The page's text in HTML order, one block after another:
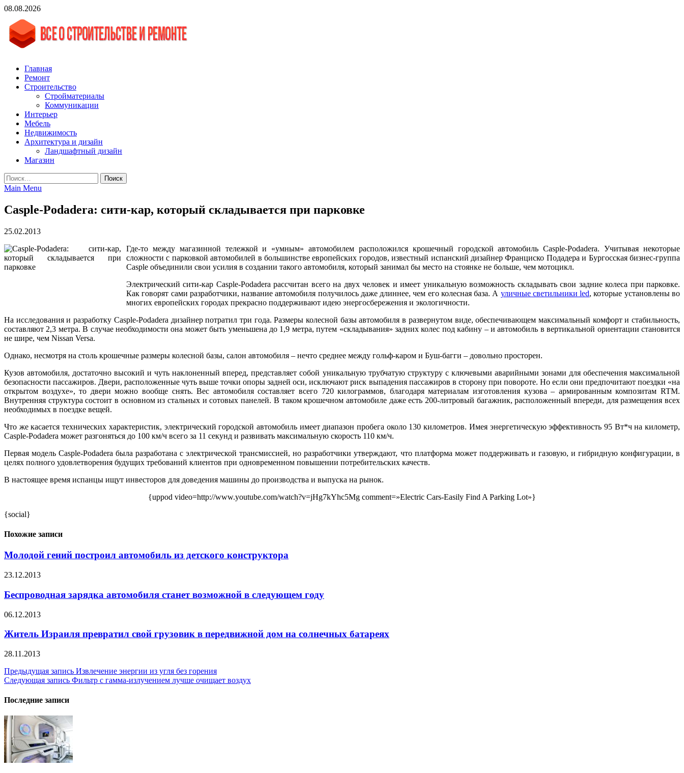
Skip
content
08.08.2026
vgasa.ru
Строительный журнал. Всё о строительстве и ремонтах
Главная
Ремонт
Строительство
Стройматериалы
Коммуникации
Интерьер
Мебель
Недвижимость
Архитектура и дизайн
Ландшафтный дизайн
Магазин
Найти:
Main Menu
Casple-Podadera: сити-кар, который складывается при парковке
25.02.2013
Где-то между магазинной тележкой и «умным» автомобилем расположился крошечный городской автомобиль Casple-Podadera. Учитывая некоторые
сложности с парковкой автомобилей в большинстве европейских городов, известный испанский дизайнер Франциско Подадера и Бургосская бизнес-группа
Casple объединили свои усилия в создании такого автомобиля, который занимал бы место на стоянке не больше, чем мотоцикл.
Электрический сити-кар Casple-Podadera рассчитан всего на двух человек и имеет уникальную возможность складывать свои задние колеса при парковке.
Как говорят сами разработчики, название автомобиля получилось даже длиннее, чем его колесная база. А уличные светильники led, которые установлены во
многих европейских городах прекрасно поддерживают идею энергосбережения и экологичности.
На исследования и разработку Casple-Podadera дизайнер потратил три года. Размеры колесной базы автомобиля в развернутом виде, обеспечивающем максимальный комфорт и стабильность,
составляют 2,3 метра. В случае необходимости она может быть уменьшена до 1,9 метра, путем «складывания» задних колес под кабину – и автомобиль в вертикальной ориентации становится
не шире, чем Nissan Versa.
Однако, несмотря на столь крошечные размеры колесной базы, салон автомобиля – нечто среднее между гольф-каром и Буш-багги – довольно просторен.
Кузов автомобиля, достаточно высокий и чуть наклоненный вперед, представляет собой уникальную трубчатую структуру с ключевыми аварийными зонами для обеспечения максимальной
безопасности пассажиров. Двери, расположенные чуть выше точки опоры задней оси, исключают риск выпадения пассажиров в сторону при повороте. Но если они предпочитают поездки «на
открытом воздухе», то двери можно вообще снять. Вес автомобиля составляет всего 720 килограммов, благодаря материалам изготовления кузова – армированным композитам RTM.
Внутренняя структура состоит в основном из стальных и сотовых панелей. В таком крошечном автомобиле даже есть 200-литровый багажник, расположенный впереди, для размещения всех
необходимых в поездке вещей.
Что же касается технических характеристик, электрический городской автомобиль имеет диапазон пробега около 130 километров. Имея энергетическую эффективность 95 Вт*ч на километр,
Casple-Podadera может разгоняться до 100 км/ч всего за 11 секунд и развивать максимальную скорость 110 км/ч.
Первая модель Casple-Podadera была разработана с электрической трансмиссией, но разработчики утверждают, что платформа может поддерживать и газовую, и гибридную конфигурации, в
целях полного удовлетворения будущих требований клиентов при одновременном повышении потребительских качеств.
В настоящее время испанцы ищут инвесторов для доведения машины до производства и выпуска на рынок.
{uppod video=http://www.youtube.com/watch?v=jHg7kYhc5Mg comment=»Electric Cars-Easily Find A Parking Lot»}
{social}
Похожие записи
Молодой гений построил автомобиль из детского конструктора
23.12.2013
Беспроводная зарядка автомобиля станет возможной в следующем году
06.12.2013
Житель Израиля превратил свой грузовик в передвижной дом на солнечных батареях
28.11.2013
Навигация
по
записям
Предыдущая запись Извлечение энергии из угля без горения
Следующая запись Фильтр с гамма-излучением лучше очищает воздух
Последние записи